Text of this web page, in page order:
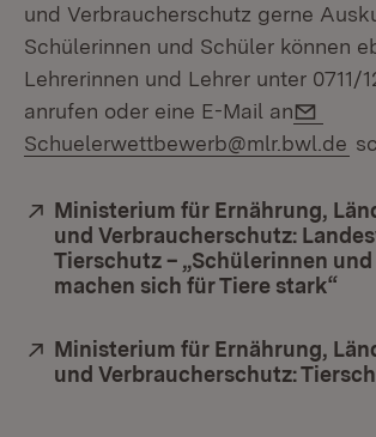
und Verbraucherschutz gerne
Schülerinnen und Schüler können
Lehrerinnen und Lehrer unter 0711/
anrufen oder eine E-Mail an
Schuelerwettbewerb@mlr.bwl.de
Extern:
Ministerium für Ernährung,
und Verbraucherschutz:
Tierschutz – „Schülerinnen
machen sich für Tiere stark“
Extern:
Ministerium für Ernährung,
und Verbraucherschutz: